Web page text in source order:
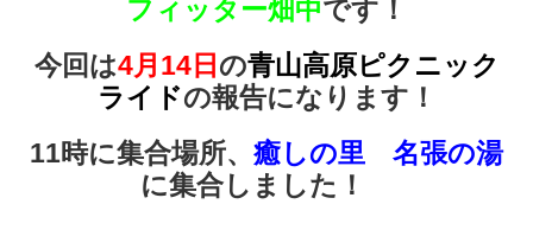
フィッター畑中です！
今回は4月14日 の青山高原ピクニック
ライドの報告になります！
11時に集合場所、 癒しの里 名張の湯
に集合しました！